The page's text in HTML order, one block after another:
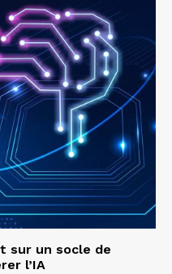
sur un socle de
l’IA